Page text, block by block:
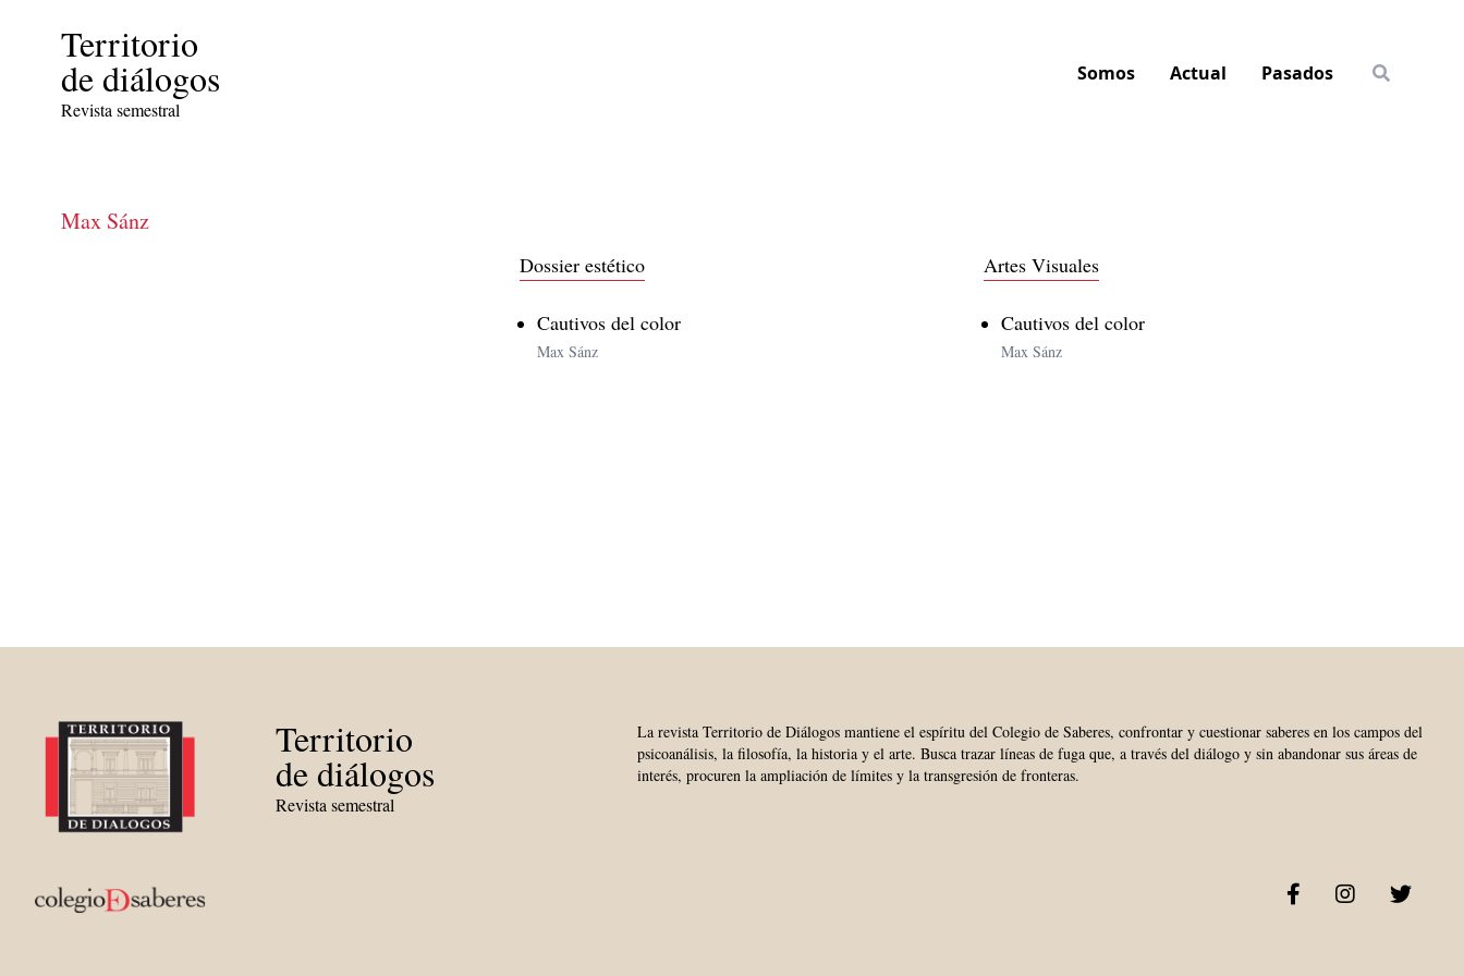
Territorio
de diálogos
Revista semestral
Somos Actual Pasados
Max Sánz
Dossier estético
Cautivos del color
Max Sánz
Artes Visuales
Cautivos del color
Max Sánz
Territorio
de diálogos
Revista semestral
La revista Territorio de Diálogos mantiene el espíritu del Colegio de Saberes, confrontar y cuestionar saberes en los campos del
psicoanálisis, la filosofía, la historia y el arte. Busca trazar líneas de fuga que, a través del diálogo y sin abandonar sus áreas de
interés, procuren la ampliación de límites y la transgresión de fronteras.